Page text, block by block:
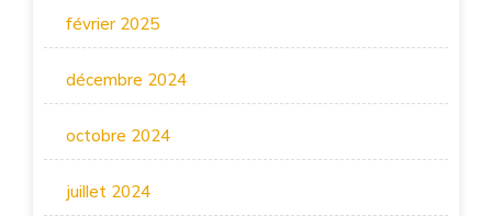
février 2025
décembre 2024
octobre 2024
juillet 2024